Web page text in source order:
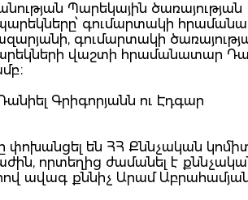
Պարեկային ծառայության
գումարտակի
գումարտակի
վաշտի հրամանատար
Գրիգորյանն ու Էդգար
փոխանցել են ՀՀ Քննչական
որտեղից ժամանել է
ավագ քննիչ Արամ